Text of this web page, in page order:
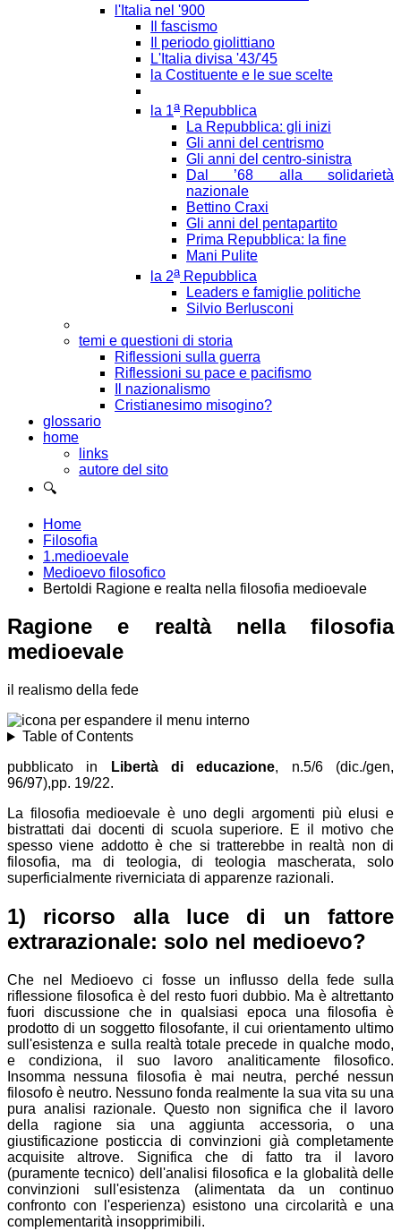
l'Italia nel '900
Il fascismo
Il periodo giolittiano
L'Italia divisa '43/'45
la Costituente e le sue scelte
la 1aRepubblica
La Repubblica: gli inizi
Gli anni del centrismo
Gli anni del centro-sinistra
Dal ’68 alla solidarietà
nazionale
Bettino Craxi
Gli anni del pentapartito
Prima Repubblica: la fine
Mani Pulite
la 2aRepubblica
Leaders e famiglie politiche
Silvio Berlusconi
temi e questioni di storia
Riflessioni sulla guerra
Riflessioni su pace e pacifismo
Il nazionalismo
Cristianesimo misogino?
glossario
home
links
autore del sito
🔍
Home
Filosofia
1.medioevale
Medioevo filosofico
Bertoldi Ragione e realta nella filosofia medioevale
Ragione e realtà nella filosofia
medioevale
il realismo della fede
Table of Contents
pubblicato in
Libertà di educazione, n.5/6 (dic./gen,
96/97),pp. 19/22.
La filosofia medioevale è uno degli argomenti più elusi e
bistrattati dai docenti di scuola superiore. E il motivo che
spesso viene addotto è che si tratterebbe in realtà non di
filosofia, ma di teologia, di teologia mascherata, solo
superficialmente riverniciata di apparenze razionali.
1) ricorso alla luce di un fattore
extrarazionale: solo nel medioevo?
Che nel Medioevo ci fosse un influsso della fede sulla
riflessione filosofica è del resto fuori dubbio. Ma è altrettanto
fuori discussione che in qualsiasi epoca una filosofia è
prodotto di un soggetto filosofante, il cui orientamento ultimo
sull'esistenza e sulla realtà totale precede in qualche modo,
e condiziona, il suo lavoro analiticamente filosofico.
Insomma nessuna filosofia è mai neutra, perché nessun
filosofo è neutro. Nessuno fonda realmente la sua vita su una
pura analisi razionale. Questo non significa che il lavoro
della ragione sia una aggiunta accessoria, o una
giustificazione posticcia di convinzioni già completamente
acquisite altrove. Significa che di fatto tra il lavoro
(puramente tecnico) dell'analisi filosofica e la globalità delle
convinzioni sull'esistenza (alimentata da un continuo
confronto con l'esperienza) esistono una circolarità e una
complementarità insopprimibili.